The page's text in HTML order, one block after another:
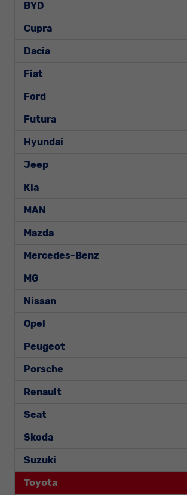
BYD
Cupra
Dacia
Fiat
Ford
Futura
Hyundai
Jeep
Kia
MAN
Mazda
Mercedes-Benz
MG
Nissan
Opel
Peugeot
Porsche
Renault
Seat
Skoda
Suzuki
Toyota